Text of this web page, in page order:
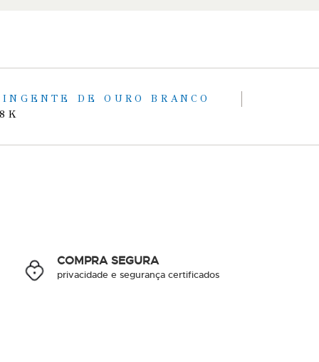
DE OURO BRANCO
COMPRA SEGURA
privacidade e segurança certificados